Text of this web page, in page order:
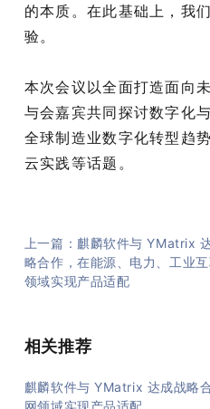
的本质。在此基础上，我
验。
本次会议以全面打造面向
与会嘉宾共同探讨数字化
全球制造业数字化转型趋
云实践等话题。
上一篇：麒麟软件与 YMatrix
略合作，在能源、电力、工业
领域实现产品适配
相关推荐
麒麟软件与 YMatrix 达成战略